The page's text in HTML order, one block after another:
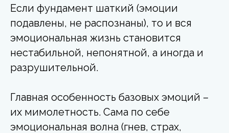
Если фундамент шаткий (эмоции
подавлены, не распознаны), то и вся
эмоциональная жизнь становится
нестабильной, непонятной, а иногда и
разрушительной.
Главная особенность базовых эмоций –
их мимолетность. Сама по себе
эмоциональная волна (гнев, страх,